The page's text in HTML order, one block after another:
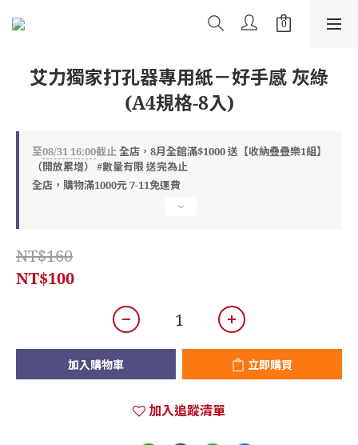
艾力獨家打孔器專用紙－好手感 灰綠
(A4規格-8入)
至08/31 16:00截止全店，8月全館滿$1000 送【收納疊疊樂1組】
（開放累增） #數量有限 送完為止
全店，購物滿1000元 7-11免運費
NT$160
NT$100
加入購物車 立即購買
加入追蹤清單